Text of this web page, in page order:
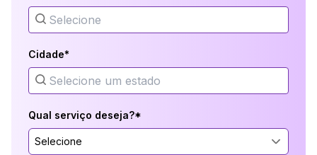
Cidade*
Qual serviço deseja?*
Selecione